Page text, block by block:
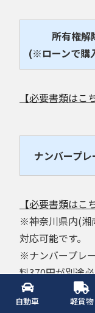
自動車 軽貨物
所有権解
(※ローンで購
【必要書類はこ
ナンバープ
【必要書類はこ
※神奈川県内(湘
対応可能です。
※ナンバープレ
料370円が別途